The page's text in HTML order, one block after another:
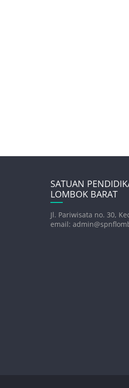
SATUAN
LOMBOK BARAT
Jl. Pariwisata no. 30,
email: